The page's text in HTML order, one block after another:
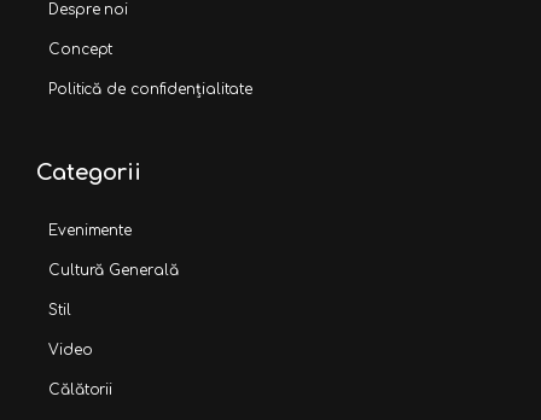
Despre noi
Concept
Politică de confidențialitate
Categorii
Evenimente
Cultură Generală
Stil
Video
Călătorii